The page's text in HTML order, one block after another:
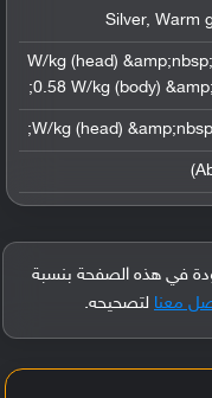
Silver, Warm
0.87 W/kg (head)
0.58 W/kg (body)
في هذه الصفحة بنسبة
معنا لتصحيحه.